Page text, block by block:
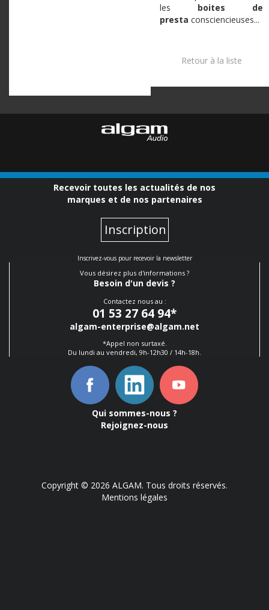
les boites de
presta consciencieuses...
Retour à la liste
Recevoir toutes les actualités de nos
marques et de nos partenaires
Inscription
Inscrivez-vous pour recevoir la newsletter
Vous désirez plus d'informations ?
Besoin d'un devis ?
Contactez nous au :
01 53 27 64 94*
algam-enterprise@algam.net
*Appel non surtaxé.
Du lundi au vendredi, 9h-12h30 / 14h-18h.
Qui sommes-nous ?
Rejoignez-nous
Copyright © 2026 ALGAM. Tous droits réservés.
Mentions légales